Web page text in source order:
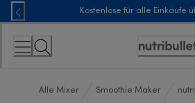
Skip
to
Content
Kostenlose für alle Einkäufe
Erklärung
Alle Mixer Smoothie Maker